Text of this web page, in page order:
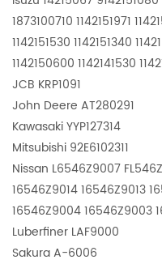
1873100710 1142151971
1142151530 1142151340
1142150600 1142141530
JCB KRP1091
John Deere AT280291
Kawasaki YYP127314
Mitsubishi 92E6102311
Nissan L6546Z9007
16546Z9014 16546Z9013
16546Z9004 16546Z9003
Luberfiner LAF9000
Sakura A-6006